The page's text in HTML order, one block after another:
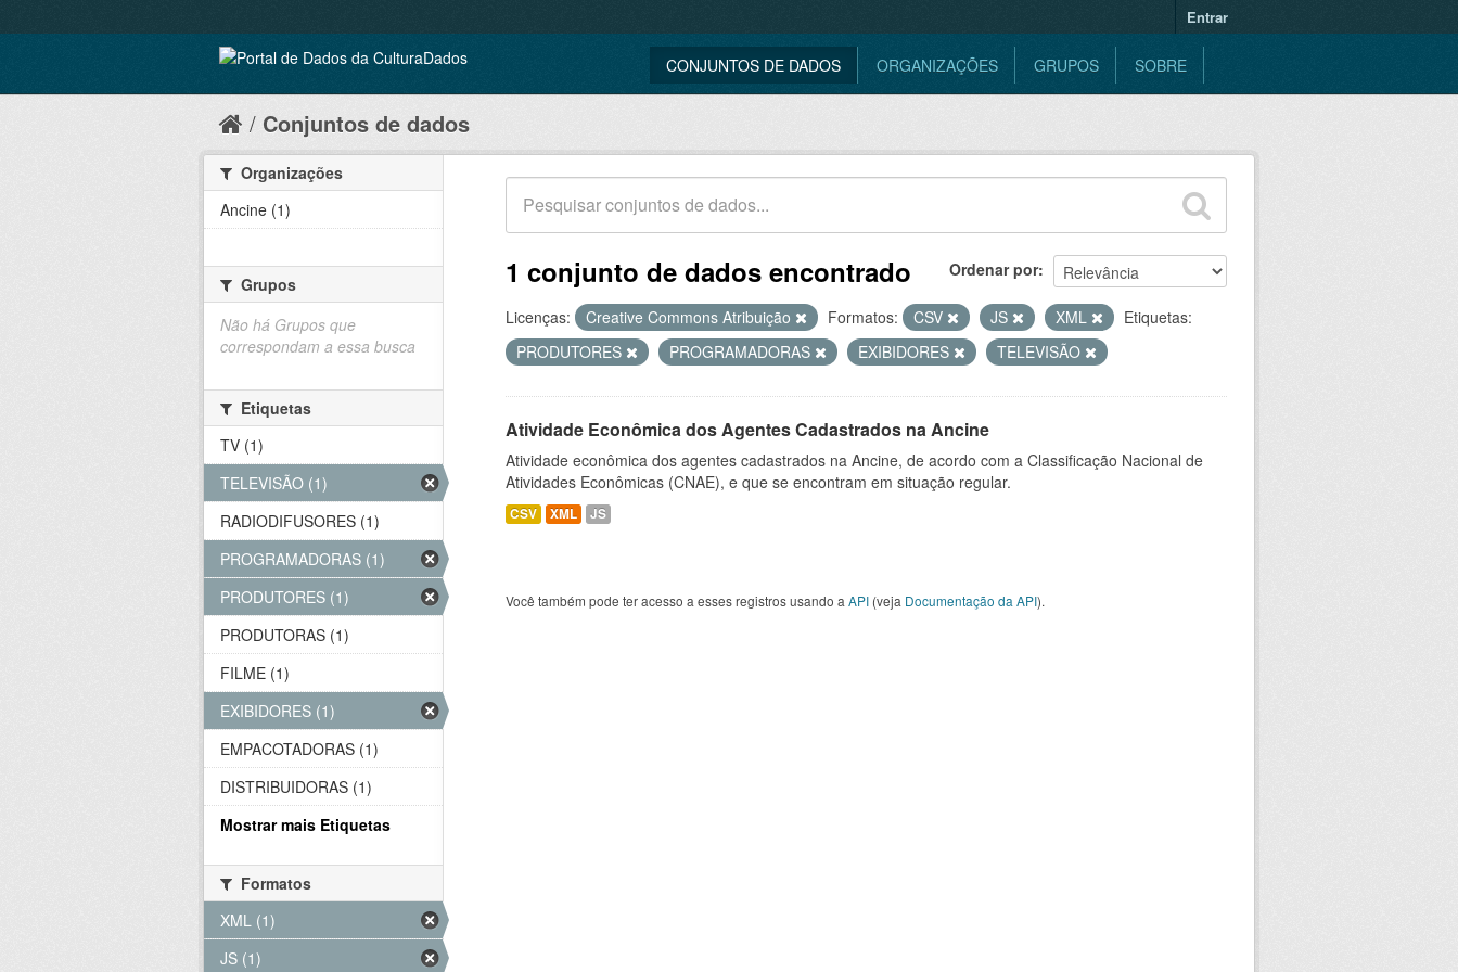
Entrar
CONJUNTOS DE DADOS ORGANIZAÇÕES GRUPOS SOBRE
Conjuntos de dados
Ordenar por
1 conjunto de dados encontrado
Licenças: Creative Commons Atribuição Formatos: CSV JS XML
Etiquetas:
PRODUTORES
PROGRAMADORAS EXIBIDORES TELEVISÃO
Atividade Econômica dos Agentes Cadastrados na Ancine
Atividade econômica dos agentes cadastrados na Ancine, de acordo com a Classificação Nacional de
Atividades Econômicas (CNAE), e que se encontram em situação regular.
CSV XML JS
Você também pode ter acesso a esses registros usando a API (veja Documentação da API).
Organizações
Ancine (1)
Grupos
Não há Grupos que
correspondam a essa busca
Etiquetas
TV (1)
TELEVISÃO (1)
RADIODIFUSORES (1)
PROGRAMADORAS (1)
PRODUTORES (1)
PRODUTORAS (1)
FILME (1)
EXIBIDORES (1)
EMPACOTADORAS (1)
DISTRIBUIDORAS (1)
Mostrar mais Etiquetas
Formatos
XML (1)
JS (1)